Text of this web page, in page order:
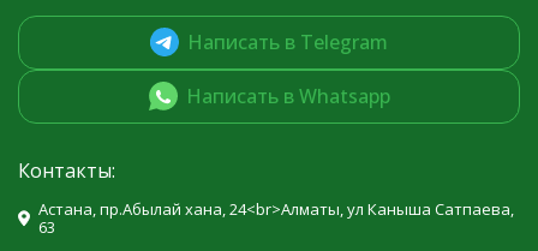
Написать в Telegram
Написать в Whatsapp
Контакты:
Астана, пр.Абылай хана, 24<br>Алматы, ул Каныша Сатпаева,
63